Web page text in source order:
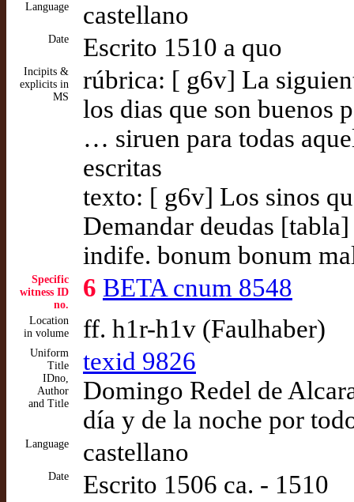
Language castellano
Date Escrito 1510 a quo
Incipits &
explicits in
MS
rúbrica: [ g6v] La
los dias que son buenos
… siruen para todas
escritas
texto: [ g6v] Los sinos
Demandar deudas
indife. bonum bonum
Specific
witness ID
no.
6 BETA cnum 8548
Location
in volume
ff. h1r-h1v (Faulhaber)
Uniform
Title
IDno,
Author
and Title
texid 9826
Domingo Redel de
día y de la noche por
Language castellano
Date Escrito 1506 ca. - 1510